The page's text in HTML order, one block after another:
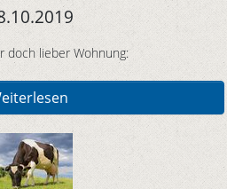
doch lieber Wohnung: